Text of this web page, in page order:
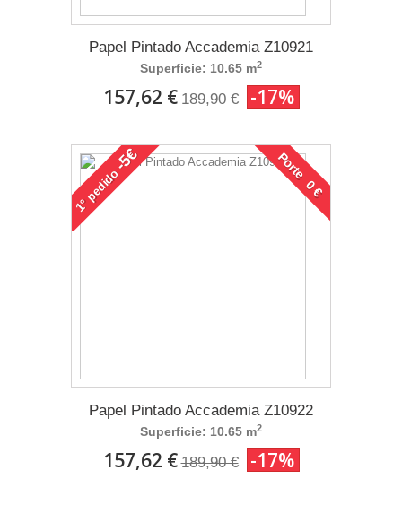
Papel Pintado Accademia Z10921
Superficie: 10.65 m2
157,62 € 189,90 € -17%
1°
pedido
-5€ Porte 0 €
Papel Pintado Accademia Z10922
Superficie: 10.65 m2
157,62 € 189,90 € -17%